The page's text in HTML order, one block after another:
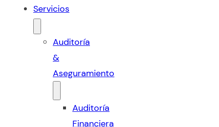
Servicios
Auditoría
&
Aseguramiento
Auditoría
Financiera